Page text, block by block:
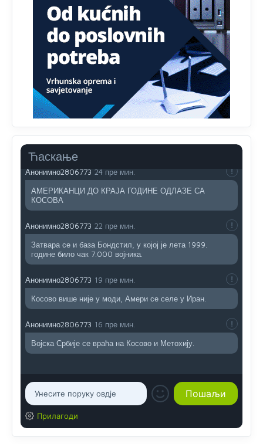
Ћаскање
Анонимно2806419
4:51
биће увек држава за турчина који овде уноси немир
Анонимно2806552 5:39
nije mujo turcin, mujo ue bendasr
Анонимно2806721
44 пре мин.
Možete sebi umisliti da je i Kosovo dio Srbije al
ste nebeski narod
Анонимно2806773 24 пре мин.
АМЕРИКАНЦИ ДО КРАЈА ГОДИНЕ ОДЛАЗЕ СА
КОСОВА
Анонимно2806773 22 пре мин.
Затвара се и база Бондстил, у којој је лета 1999.
године било чак 7.000 војника.
Анонимно2806773 19 пре мин.
Косово више није у моди, Амери се селе у Иран.
Анонимно2806773 16 пре мин.
Војска Србије се враћа на Косово и Метохију.
Прилагоди